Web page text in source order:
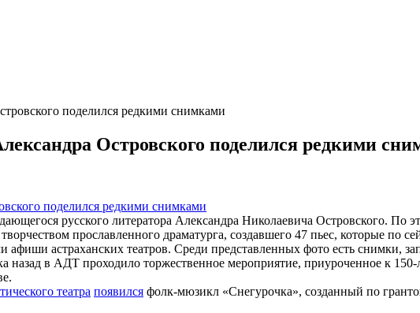
поделился редкими снимками
Островского поделился редкими
русского литератора Александра Николаевича Островского. По
прославленного драматурга, создавшего 47 пьес, которые по
афиши астраханских театров. Среди представленных фото есть снимки,
назад в АДТ проходило торжественное мероприятие, приуроченное к
театра появился фолк-мюзикл «Снегурочка», созданный по